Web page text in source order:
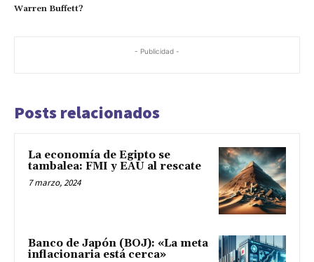
Warren Buffett?
- Publicidad -
Posts relacionados
La economía de Egipto se
tambalea: FMI y EAU al rescate
7 marzo, 2024
Banco de Japón (BOJ): «La meta
inflacionaria está cerca»